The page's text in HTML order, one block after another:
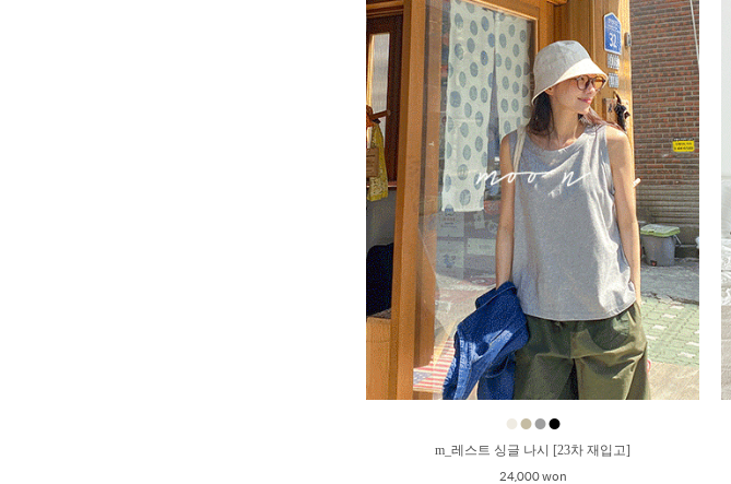
●●●●
m_레스트 싱글 나시 [23차 재입고]
24,000 won